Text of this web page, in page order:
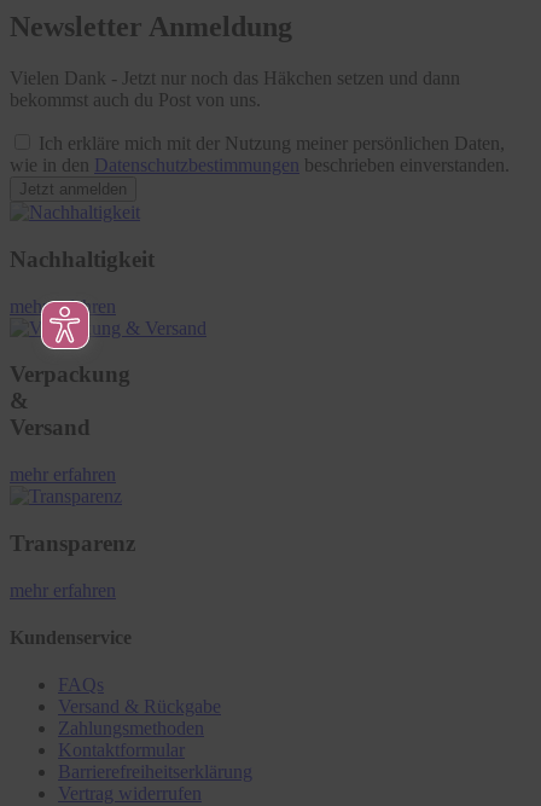
Newsletter Anmeldung
Vielen Dank - Jetzt nur noch das Häkchen setzen und dann
bekommst auch du Post von uns.
Ich erkläre mich mit der Nutzung meiner persönlichen Daten,
wie in den Datenschutzbestimmungen beschrieben einverstanden.
Jetzt anmelden
Nachhaltigkeit
mehr erfahren
Verpackung
&
Versand
mehr erfahren
Transparenz
mehr erfahren
Kundenservice
FAQs
Versand & Rückgabe
Zahlungsmethoden
Kontaktformular
Barrierefreiheitserklärung
Vertrag widerrufen